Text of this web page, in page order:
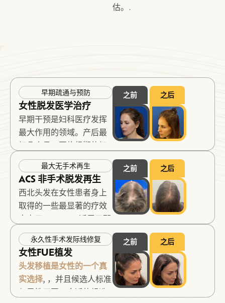
估。.
早期疏通与预防
女性脱发医学治疗
早期干预是妇科医疗发挥
最大作用的领域。产后最
初几个月、围绝经期的初
步阶段、女性雄激素性脱
发在显著密度丧失之前，
这些都是一个治疗方案能
提供最大帮助的时刻。.
Vinay 医生直接管理治疗
方案，并根据治疗数月后
的反应进行调整。.
之前 之后
最大无手术再生
ACS 非手术脱发再生
西北头发在女性患者身上
取得的一些最显著的疗效
来自于ACS。ACS适用于那
些出现弥漫性脱发、早期
至中期女性型脱发，或者
脱发已开始但尚未到进行
移植手术时机的患者。这
种非手术方案针对的是仍
然存活但功能低于正常水
之前 之后
永久性手术发际线修复
女性FUE植发
头发移植是女性的一个真
实选择, ，并且候选人标准
与男性不同。合适的候选
之前 之后